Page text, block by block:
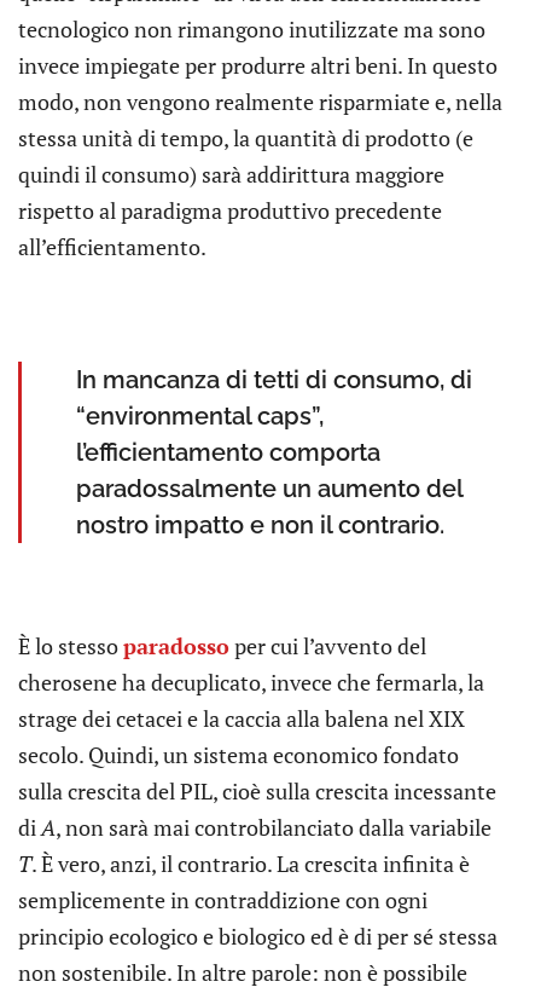
tecnologico non rimangono inutilizzate ma sono
invece impiegate per produrre altri beni. In questo
modo, non vengono realmente risparmiate e, nella
stessa unità di tempo, la quantità di prodotto (e
quindi il consumo) sarà addirittura maggiore
rispetto al paradigma produttivo precedente
all’efficientamento.
In mancanza di tetti di consumo, di
“environmental caps”,
l’efficientamento comporta
paradossalmente un aumento del
nostro impatto e non il contrario.
È lo stessoparadossoper cui l’avvento del
cherosene ha decuplicato, invece che fermarla, la
strage dei cetacei e la caccia alla balena nel XIX
secolo. Quindi, un sistema economico fondato
sulla crescita del PIL, cioè sulla crescita incessante
diA, non sarà mai controbilanciato dalla variabile
T. È vero, anzi, il contrario. La crescita infinita è
semplicemente in contraddizione con ogni
principio ecologico e biologico ed è di per sé stessa
non sostenibile. In altre parole: non è possibile